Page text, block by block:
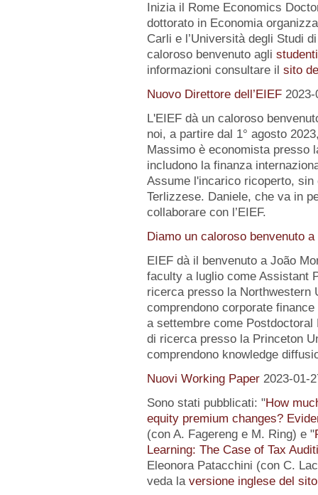
Inizia il Rome Economics
dottorato in Economia
Carli e l’Università degli Studi
caloroso benvenuto agli
informazioni consultare il sito
Nuovo Direttore dell’EIEF 2023-
L'EIEF dà un caloroso
noi, a partire dal 1° agosto
Massimo è economista presso
includono la finanza
Assume l'incarico ricoperto, sin
Terlizzese. Daniele, che va in
collaborare con l’EIEF.
Diamo un caloroso benvenuto
EIEF dà il benvenuto a João
faculty a luglio come Assistant
ricerca presso la
comprendono corporate
a settembre come
di ricerca presso la Princeton
comprendono knowledge
Nuovi Working Paper 2023-01-
Sono stati pubblicati: "How
equity premium changes?
(con A. Fagereng e M. Ring) e "
Learning: The Case of Tax
Eleonora Patacchini (con C.
veda la versione inglese del sito